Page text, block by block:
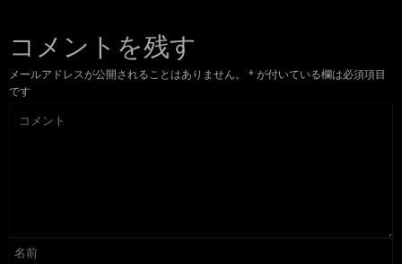
コメントを残す
メールアドレスが公開されることはありません。 * が付いている欄は必須項目
です